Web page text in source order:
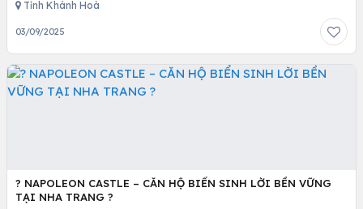
Tỉnh Khánh Hoà
03/09/2025
? NAPOLEON CASTLE – CĂN HỘ BIỂN SINH LỜI BỀN VỮNG
TẠI NHA TRANG ?